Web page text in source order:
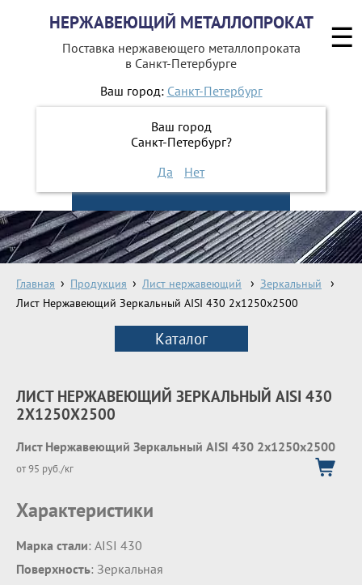
НЕРЖАВЕЮЩИЙ МЕТАЛЛОПРОКАТ
Поставка нержавеющего металлопроката
в Санкт-Петербурге
Ваш город: Санкт-Петербург
Ваш город
Санкт-Петербург?
Да
Нет
+7 (812)642-41-49
+7 (812)642-41-48
Главная Продукция Лист нержавеющий
Зеркальный
Лист Нержавеющий Зеркальный AISI 430 2х1250х2500
Каталог
ЛИСТ НЕРЖАВЕЮЩИЙ ЗЕРКАЛЬНЫЙ AISI 430
2Х1250Х2500
Лист Нержавеющий Зеркальный AISI 430 2х1250х2500
от 95 руб./кг
Характеристики
Марка стали: AISI 430
Поверхность: Зеркальная
☰